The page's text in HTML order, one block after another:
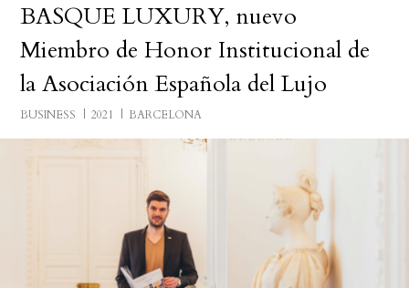
BASQUE LUXURY, nuevo
Miembro de Honor Institucional de
la Asociación Española del Lujo
BUSINESS 2021 BARCELONA